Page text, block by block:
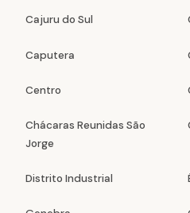
Cajuru do Sul
Caputera
Centro
Chácaras Reunidas São
Jorge
Distrito Industrial